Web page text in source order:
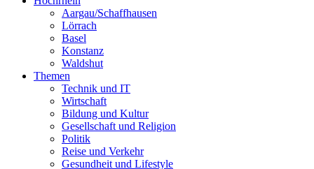
Aargau/Schaffhausen
Lörrach
Basel
Konstanz
Waldshut
Themen
Technik und IT
Wirtschaft
Bildung und Kultur
Gesellschaft und Religion
Politik
Reise und Verkehr
Gesundheit und Lifestyle